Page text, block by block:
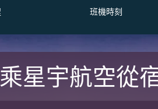
班機時刻
星宇航空從